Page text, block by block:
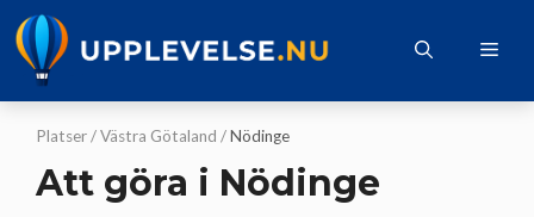
Hoppa
till
innehåll
Platser/Västra Götaland /Nödinge
Att göra i Nödinge